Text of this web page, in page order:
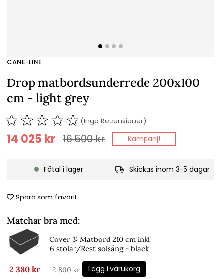
CANE-LINE
Drop matbordsunderrede 200x100
cm - light grey
(Inga Recensioner)
16 500kr
14 025 kr Kampanj!
Fåtal i lager Skickas inom 3-5 dagar
Spara som favorit
Matchar bra med:
Cover 3: Matbord 210 cm inkl
6 stolar/Rest solsäng - black
2 380 kr 2 800 kr Lägg i varukorg